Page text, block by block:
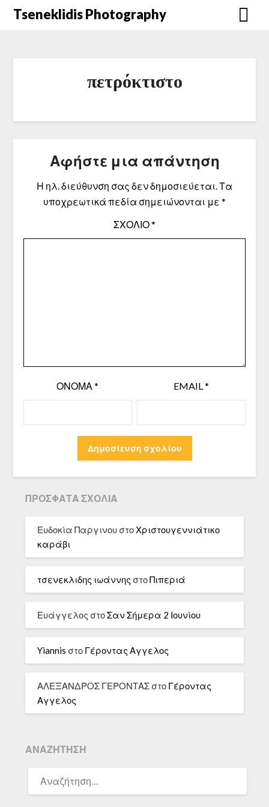
Μετάβαση
Tseneklidis Photography
πετρόκτιστο
Αφήστε μια απάντηση
Η ηλ. διεύθυνση σας δεν δημοσιεύεται.Τα
υποχρεωτικά πεδία σημειώνονται με *
ΣΧΌΛΙΟ*
ΌΝΟΜΑ* EMAIL*
ΠΡΌΣΦΑΤΑ ΣΧΌΛΙΑ
Ευδοκία Παργινου στοΧριστουγεννιάτικο
καράβι
τσενεκλιδης ιωάννης στοΠιπεριά
Ευάγγελος στοΣαν Σήμερα 2 Ιουνίου
Yiannis στο Γέροντας Αγγελος
ΑΛΕΞΑΝΔΡΟΣ ΓΕΡΟΝΤΑΣ στο Γέροντας
Αγγελος
ΑΝΑΖΉΤΗΣΗ
ΓΙΑ: